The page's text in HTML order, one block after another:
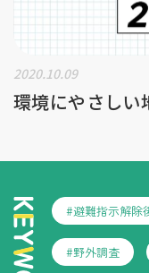
環境にやさしい
2020.10.09
#避難指示解除
#野外調査